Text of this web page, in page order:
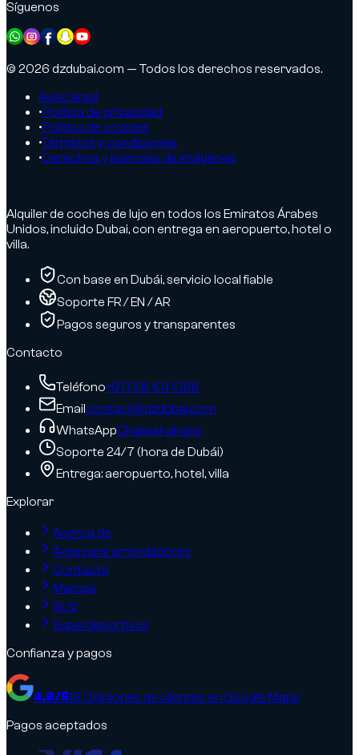
Síguenos
© 2026 dzdubai.com — Todos los derechos reservados.
Aviso legal
•Política de privacidad
•Política de cookies
•Términos y condiciones
•Derechos y licencias de imágenes
Alquiler de coches de lujo en todos los Emiratos Árabes
Unidos, incluido Dubai, con entrega en aeropuerto, hotel o
villa.
Con base en Dubái, servicio local fiable
Soporte FR / EN / AR
Pagos seguros y transparentes
Contacto
Teléfono+971 58 101 1086
Emailcontact@dzdubai.com
WhatsAppChatear ahora
Soporte 24/7 (hora de Dubái)
Entrega: aeropuerto, hotel, villa
Explorar
Acerca de
Área para arrendadores
Contacto
Marcas
SUV
Superdeportivos
Confianza y pagos
4.9/518 Opiniones de clientes en Google Maps
Pagos aceptados